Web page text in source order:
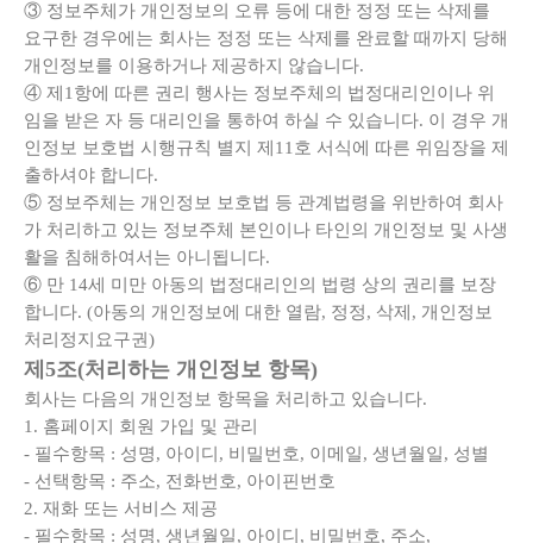
③ 정보주체가 개인정보의 오류 등에 대한 정정 또는 삭제를
요구한 경우에는 회사는 정정 또는 삭제를 완료할 때까지 당해
개인정보를 이용하거나 제공하지 않습니다.
④ 제1항에 따른 권리 행사는 정보주체의 법정대리인이나 위
임을 받은 자 등 대리인을 통하여 하실 수 있습니다. 이 경우 개
인정보 보호법 시행규칙 별지 제11호 서식에 따른 위임장을 제
출하셔야 합니다.
⑤ 정보주체는 개인정보 보호법 등 관계법령을 위반하여 회사
가 처리하고 있는 정보주체 본인이나 타인의 개인정보 및 사생
활을 침해하여서는 아니됩니다.
⑥ 만 14세 미만 아동의 법정대리인의 법령 상의 권리를 보장
합니다. (아동의 개인정보에 대한 열람, 정정, 삭제, 개인정보
처리정지요구권)
제5조(처리하는 개인정보 항목)
회사는 다음의 개인정보 항목을 처리하고 있습니다.
1. 홈페이지 회원 가입 및 관리
- 필수항목 : 성명, 아이디, 비밀번호, 이메일, 생년월일, 성별
- 선택항목 : 주소, 전화번호, 아이핀번호
2. 재화 또는 서비스 제공
- 필수항목 : 성명, 생년월일, 아이디, 비밀번호, 주소,